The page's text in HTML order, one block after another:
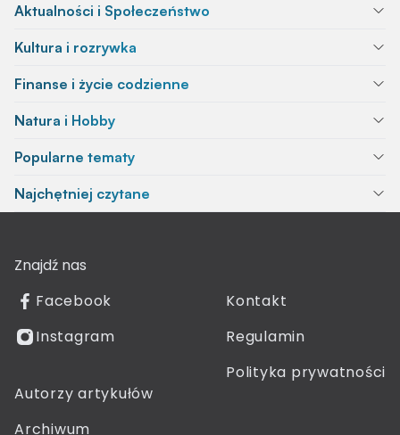
Aktualności i Społeczeństwo
Kultura i rozrywka
Finanse i życie codzienne
Natura i Hobby
Popularne tematy
Najchętniej czytane
Znajdź nas
Facebook
Instagram
Kontakt
Regulamin
Polityka prywatności
Autorzy artykułów
Archiwum